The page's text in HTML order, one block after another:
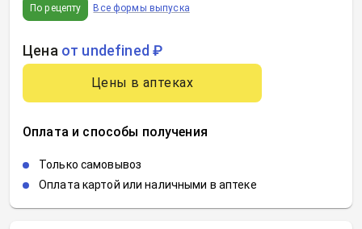
По рецепту Все формы выпуска
Цена от undefined ₽
Цены в аптеках
Оплата и способы получения
Только самовывоз
Оплата картой или наличными в аптеке